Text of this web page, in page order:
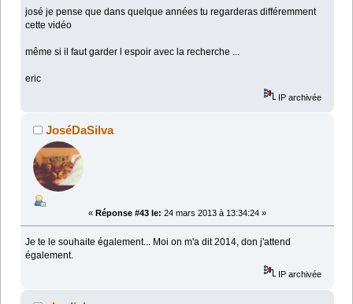
josé je pense que dans quelque années tu regarderas différemment
cette vidéo
même si il faut garder l espoir avec la recherche ...
eric
IP archivée
JoséDaSilva
« Réponse #43 le: 24 mars 2013 à 13:34:24 »
Je te le souhaite également... Moi on m'a dit 2014, don j'attend
également.
IP archivée